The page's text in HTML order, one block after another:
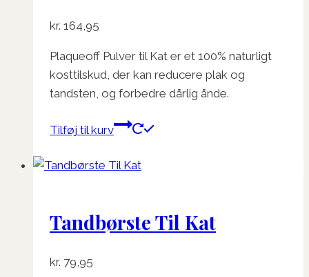
kr. 164,95
Plaqueoff Pulver til Kat er et 100% naturligt
kosttilskud, der kan reducere plak og
tandsten, og forbedre dårlig ånde.
Tilføj til kurv
Tandbørste Til Kat
kr. 79,95